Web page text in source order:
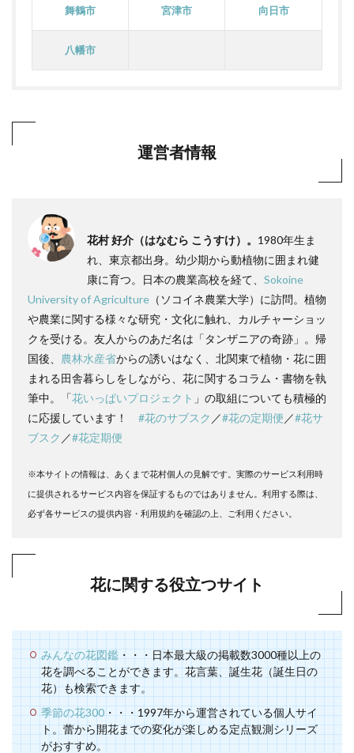
舞鶴市 宮津市 向日市
八幡市
運営者情報
花村 好介（はなむら こうすけ）。 1980年生ま
れ、東京都出身。幼少期から動植物に囲まれ健
康に育つ。日本の農業高校を経て、 Sokoine
University of Agriculture （ソコイネ農業大学）に訪問。植物
や農業に関する様々な研究・文化に触れ、カルチャーショッ
クを受ける。友人からのあだ名は「タンザニアの奇跡」。帰
国後、 農林水産省からの誘いはなく、北関東で植物・花に囲
まれる田舎暮らしをしながら、花に関するコラム・書物を執
筆中。「花いっぱいプロジェクト 」の取組についても積極的
に応援しています！ #花のサブスク ／#花の定期便 ／#花サ
ブスク ／#花定期便
※本サイトの情報は、あくまで花村個人の見解です。実際のサービス利用時
に提供されるサービス内容を保証するものではありません。利用する際は、
必ず各サービスの提供内容・利用規約を確認の上、ご利用ください。
花に関する役立つサイト
みんなの花図鑑 ・・・日本最大級の掲載数3000種以上の
花を調べることができます。花言葉、誕生花（誕生日の
花）も検索できます。
季節の花300・・・1997年から運営されている個人サイ
ト。蕾から開花までの変化が楽しめる定点観測シリーズ
がおすすめ。